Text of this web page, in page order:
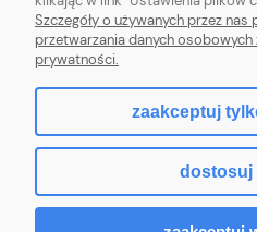
Sklep z włóczką. Internetowa
bawełniane. Tanie włóczki. Włóczki
pokaż pełną
Sklep
Szczegóły o używanych przez
przetwarzania danych osobowych
prywatności.
zaakceptuj
dostosuj